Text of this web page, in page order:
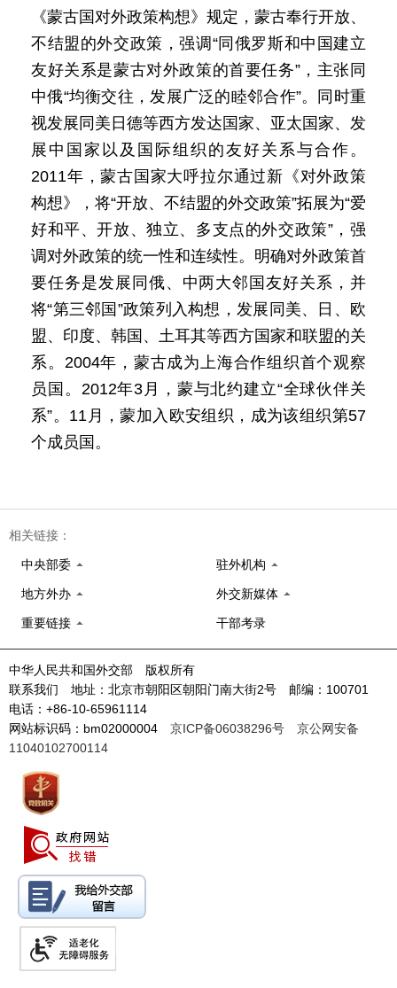
《蒙古国对外政策构想》规定，蒙古奉行开放、
不结盟的外交政策，强调“同俄罗斯和中国建立
友好关系是蒙古对外政策的首要任务”，主张同
中俄“均衡交往，发展广泛的睦邻合作”。同时重
视发展同美日德等西方发达国家、亚太国家、发
展中国家以及国际组织的友好关系与合作。
2011年，蒙古国家大呼拉尔通过新《对外政策
构想》，将“开放、不结盟的外交政策”拓展为“爱
好和平、开放、独立、多支点的外交政策”，强
调对外政策的统一性和连续性。明确对外政策首
要任务是发展同俄、中两大邻国友好关系，并
将“第三邻国”政策列入构想，发展同美、日、欧
盟、印度、韩国、土耳其等西方国家和联盟的关
系。2004年，蒙古成为上海合作组织首个观察
员国。2012年3月，蒙与北约建立“全球伙伴关
系”。11月，蒙加入欧安组织，成为该组织第57
个成员国。
相关链接：
中央部委 驻外机构
地方外办 外交新媒体
重要链接 干部考录
中华人民共和国外交部 版权所有
联系我们 地址：北京市朝阳区朝阳门南大街2号 邮编：100701
电话：+86-10-65961114
网站标识码：bm02000004 京ICP备06038296号
京公网安备
11040102700114